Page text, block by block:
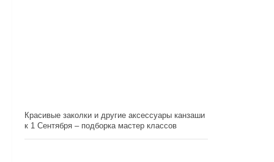
Красивые заколки и другие аксессуары канзаши
к 1 Сентября – подборка мастер классов